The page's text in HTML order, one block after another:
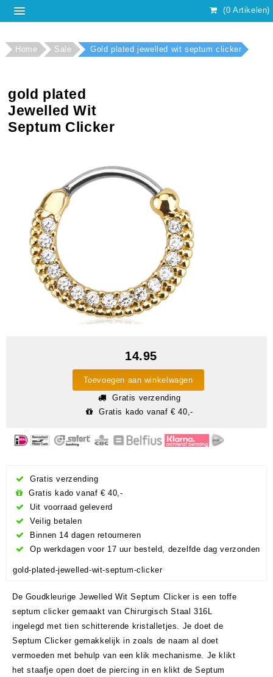
(0 Artikelen)
Home Sale Gold plated jewelled wit septum clicker
gold plated
Jewelled Wit
Septum Clicker
14.95
Toevoegen aan winkelwagen
Gratis verzending
Gratis kado vanaf € 40,-
Gratis verzending
Gratis kado vanaf € 40,-
Uit voorraad geleverd
Veilig betalen
Binnen 14 dagen retourneren
Op werkdagen voor 17 uur besteld, dezelfde dag verzonden
gold-plated-jewelled-wit-septum-clicker
De Goudkleurige Jewelled Wit Septum Clicker is een toffe
septum clicker gemaakt van Chirurgisch Staal 316L
ingelegd met tien schitterende kristalletjes. Je doet de
Septum Clicker gemakkelijk in zoals de naam al doet
vermoeden met behulp van een klik mechanisme. Je klikt
het staafje open doet de piercing in en klikt de Septum